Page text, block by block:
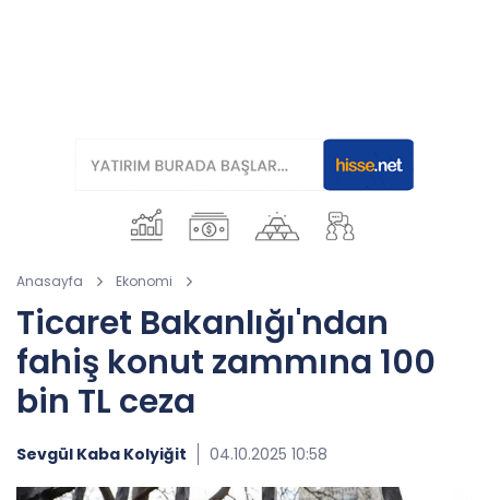
Anasayfa Ekonomi
Ticaret Bakanlığı'ndan
fahiş konut zammına 100
bin TL ceza
Sevgül Kaba Kolyiğit 04.10.2025 10:58